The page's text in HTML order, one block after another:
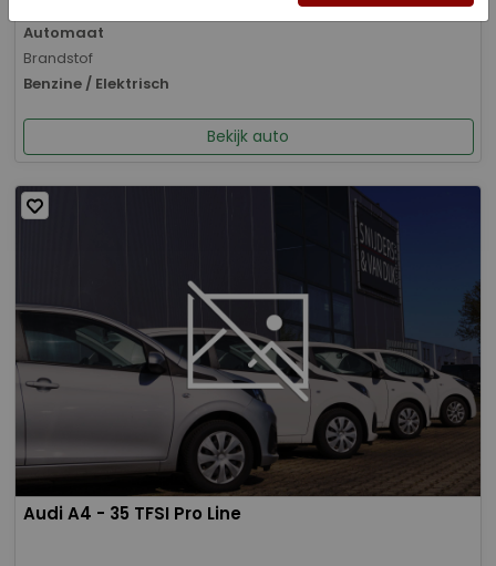
Automaat
Brandstof
Benzine / Elektrisch
Bekijk auto
Audi A4 - 35 TFSI Pro Line